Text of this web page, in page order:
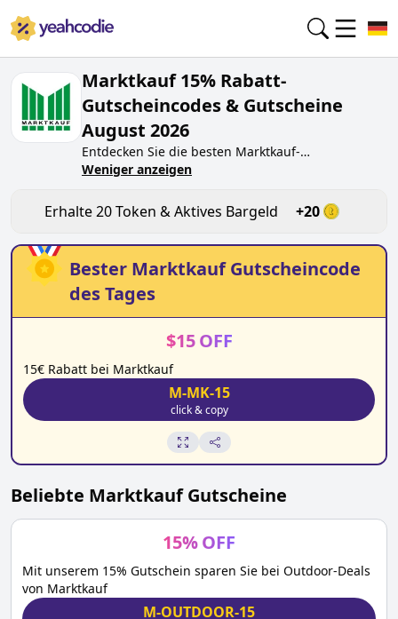
Marktkauf 15% Rabatt-
Gutscheincodes & Gutscheine
August 2026
Entdecken Sie die besten Marktkauf-
Gutscheincodes von heute für
verdienen Sie Token beimarktkauf.de, indem Sie
den Code testen. Erhalten Sie Belohnungen, wenn
SieMarktkauf-Gutscheincodes einreichen und
anderen Käufern beim Sparen helfen.
Weniger anzeigen
Erhalte20Token & Aktives Bargeld +20
Bester MarktkaufGutscheincode
des Tages
$15 OFF
15€ Rabatt bei Marktkauf
M-MK-15
click & copy
Beliebte MarktkaufGutscheine
15%OFF
Mit unserem 15% Gutschein sparen Sie bei Outdoor-Deals
von Marktkauf
M-OUTDOOR-15